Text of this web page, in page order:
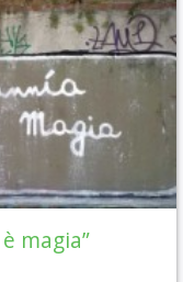
magia”